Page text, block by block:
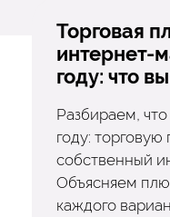
Торговая
интернет-
году: что
Разбираем,
году:
собственный
Объясняем
каждого